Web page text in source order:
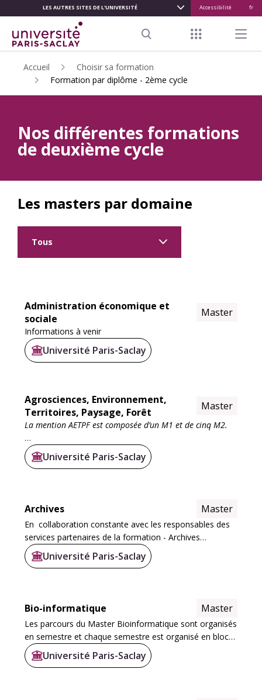
CONTENU
PRINCIPAL
LES AUTRES SITES DE L'UNIVERSITÉ Accessibilité fr
Menu Menu
Accueil
Choisir sa formation
Formation par diplôme - 2ème cycle
Nos différentes formations
de deuxième cycle
Les masters par domaine
Tous
Administration économique et
sociale
Master
Informations à venir
Université Paris-Saclay
Agrosciences, Environnement,
Territoires, Paysage, Forêt
Master
La mention AETPF est composée d’un M1 et de cinq M2.
_La première année de master aborde les
problématiques liées aux domaines de l'agriculture et de
Université Paris-Saclay
Archives Master
En collaboration constante avec les responsables des
services partenaires de la formation - Archives
départementales des Yvelines, Archives
départementales des Hauts-de-Seine, Archives
Université Paris-Saclay
Bio-informatique Master
Les parcours du Master Bioinformatique sont organisés
en semestre et chaque semestre est organisé en blocs
de connaissances et compétences. Chaque bloc
contient des modules fondamentaux et des modules...
Université Paris-Saclay